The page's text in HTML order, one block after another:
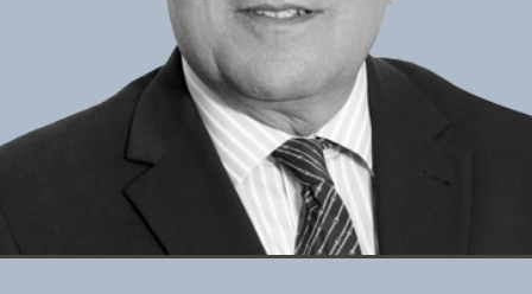
CLASIFICACION